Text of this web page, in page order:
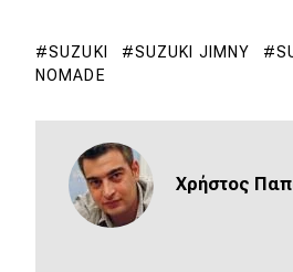
SUZUKI SUZUKI JIMNY
NOMADE
Χρήστος